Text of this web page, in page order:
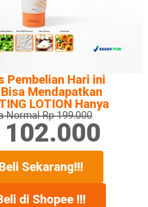
Pembelian Hari ini
Mendapatkan
LOTION Hanya
Normal Rp 199.000
102.000
Sekarang!!!
di Shopee !!!